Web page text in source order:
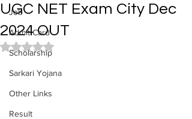
Job
Admit Card
Scholarship
Sarkari Yojana
Other Links
Result
UGC NET Exam City Dec
2024 OUT
Rated NaN out of 5 stars.